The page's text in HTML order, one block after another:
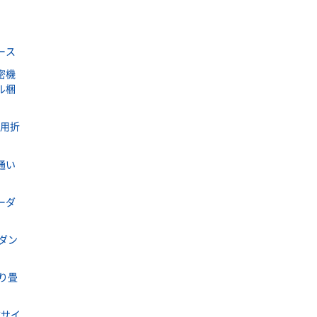
ス
機
梱
折
い
ダ
ン
畳